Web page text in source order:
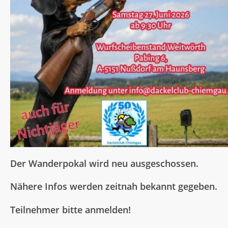
Der Wanderpokal wird neu ausgeschossen.
Nähere Infos werden zeitnah bekannt gegeben.
Teilnehmer bitte anmelden!